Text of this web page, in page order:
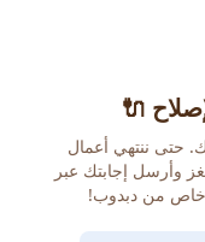
🔌
حتى ننتهي أعمال
وأرسل إجابتك عبر
خاص من دبدوب!